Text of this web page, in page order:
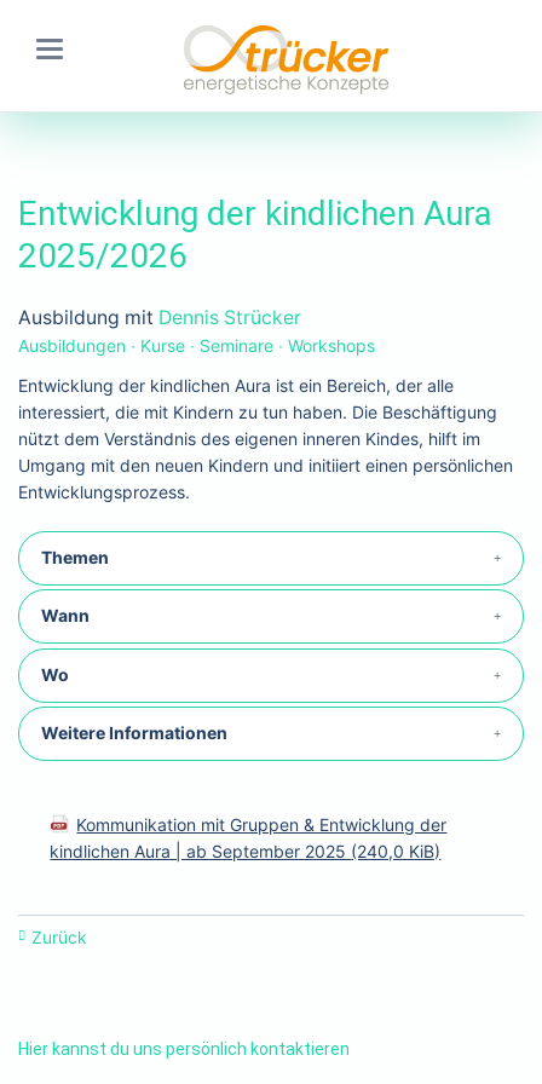
Entwicklung der kindlichen Aura
2025/2026
Ausbildung mit Dennis Strücker
Ausbildungen ∙ Kurse ∙ Seminare ∙ Workshops
Entwicklung der kindlichen Aura ist ein Bereich, der alle
interessiert, die mit Kindern zu tun haben. Die Beschäftigung
nützt dem Verständnis des eigenen inneren Kindes, hilft im
Umgang mit den neuen Kindern und initiiert einen persönlichen
Entwicklungsprozess.
Themen
Wann
Wo
Weitere Informationen
Kommunikation mit Gruppen & Entwicklung der
kindlichen Aura | ab September 2025 (240,0 KiB)
Zurück
Hier kannst du uns persönlich kontaktieren